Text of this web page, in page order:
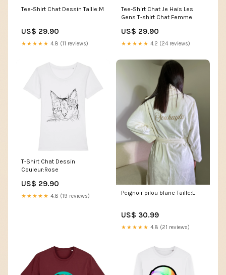
Tee-Shirt Chat Dessin Taille:M
US$ 29.90
★★★★★ 4.8 (11 reviews)
Tee-Shirt Chat Je Hais Les
Gens T-shirt Chat Femme
US$ 29.90
★★★★★ 4.2 (24 reviews)
T-Shirt Chat Dessin
Couleur:Rose
US$ 29.90
★★★★★ 4.8 (19 reviews) Peignoir pilou blanc Taille:L
US$ 30.99
★★★★★ 4.8 (21 reviews)